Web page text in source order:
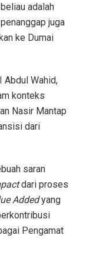
adalah
juga
ke Dumai
Abdul Wahid,
konteks
Nasir Mantap
dari
saran
dari proses
Addedyang
Pengamat